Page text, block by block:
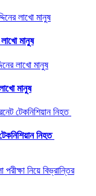
মানুষ
মানুষ
নিহত